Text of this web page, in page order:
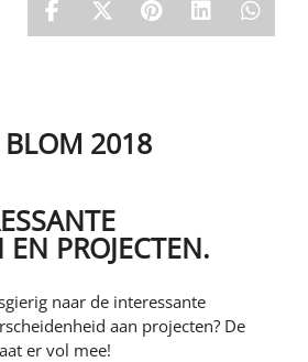
en doorgroeien
BLOM 2018
PROJECTEN.
naar de interessante
aan projecten? De
er vol mee!